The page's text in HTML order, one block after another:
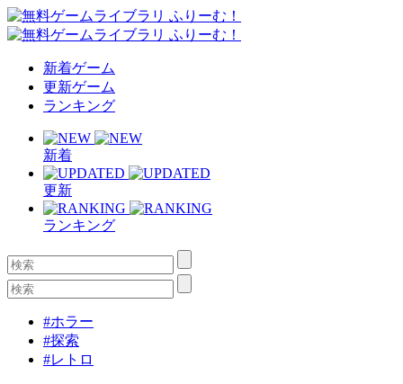
新着ゲーム
更新ゲーム
ランキング
新着
更新
ランキング
#ホラー
#探索
#レトロ